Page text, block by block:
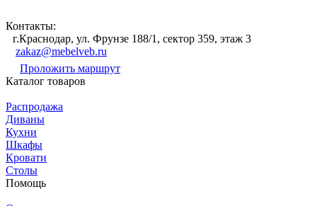
Контакты:
г.Краснодар, ул. Фрунзе 188/1, сектор 359, этаж 3
zakaz@mebelveb.ru
Проложить маршрут
Каталог товаров
Распродажа
Диваны
Кухни
Шкафы
Кровати
Столы
Помощь